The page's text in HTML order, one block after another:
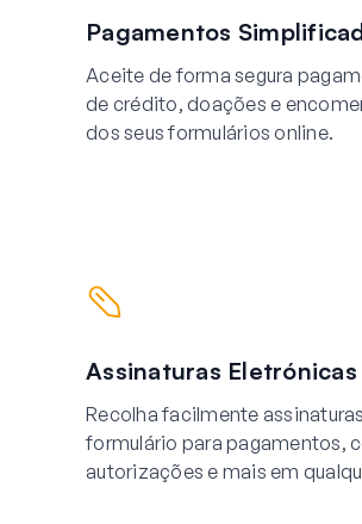
Pagamentos
Aceite de forma segura
de crédito, doações e
dos seus formulários online.
Assinaturas Eletrónicas
Recolha facilmente
formulário para pagamentos,
autorizações e mais em